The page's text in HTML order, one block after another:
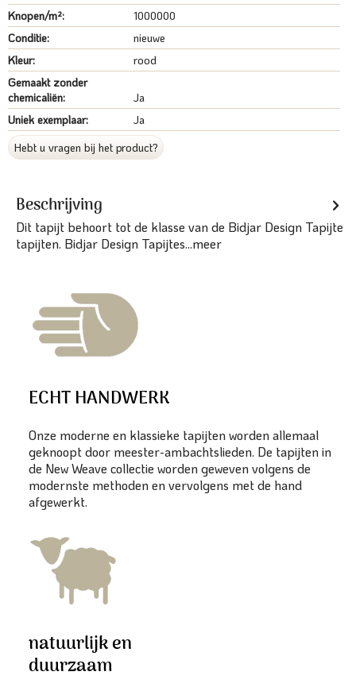
Knopen/m²:
1000000
Conditie:
nieuwe
Kleur:
rood
Gemaakt zonder
chemicaliën:
Ja
Uniek exemplaar:
Ja
Hebt u vragen bij het product?
Beschrijving
Dit tapijt behoort tot de klasse van de Bidjar Design Tapijte
tapijten. Bidjar Design Tapijtes...meer
ECHT HANDWERK
Onze moderne en klassieke tapijten worden allemaal
geknoopt door meester-ambachtslieden. De tapijten in
de New Weave collectie worden geweven volgens de
modernste methoden en vervolgens met de hand
afgewerkt.
natuurlijk en
duurzaam